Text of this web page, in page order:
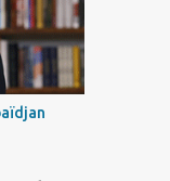
ou la
forts, pas
avec le
tout ce qui
nomme